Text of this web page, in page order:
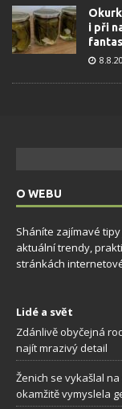
i při
O WEBU
Sháníte zajímavé
aktuální trendy,
stránkách
Lidé a svět
Zdánlivě obyčejná
najít mrazivý detail
Ženich se vykašlal
okamžitě vymyslela